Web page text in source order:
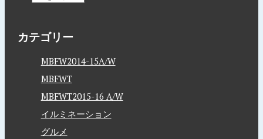
カテゴリー
MBFW2014-15A/W
MBFWT
MBFWT2015-16 A/W
イルミネーション
グルメ